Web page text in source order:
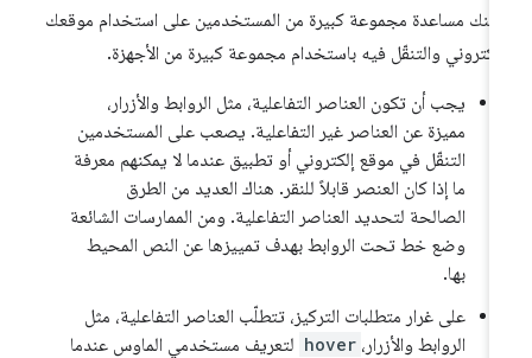
مساعدة مجموعة كبيرة من المستخدمين على استخدام موقعك
والتنقّل فيه باستخدام مجموعة كبيرة من الأجهزة.
يجب أن تكون العناصر التفاعلية، مثل الروابط والأزرار،
مميزة عن العناصر غير التفاعلية. يصعب على المستخدمين
التنقّل في موقع إلكتروني أو تطبيق عندما لا يمكنهم معرفة
ما إذا كان العنصر قابلاً للنقر. هناك العديد من الطرق
الصالحة لتحديد العناصر التفاعلية. ومن الممارسات الشائعة
وضع خط تحت الروابط بهدف تمييزها عن النص المحيط
على غرار متطلبات التركيز، تتطلّب العناصر التفاعلية، مثل
الروابط والأزرار، hover لتعريف مستخدمي الماوس عندما